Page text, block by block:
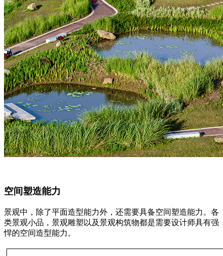
空间塑造能力
景观中，除了平面造型能力外，还需要具备空间塑造能力。各
类景观小品，景观雕塑以及景观构筑物都是需要设计师具有强
悍的空间造型能力。